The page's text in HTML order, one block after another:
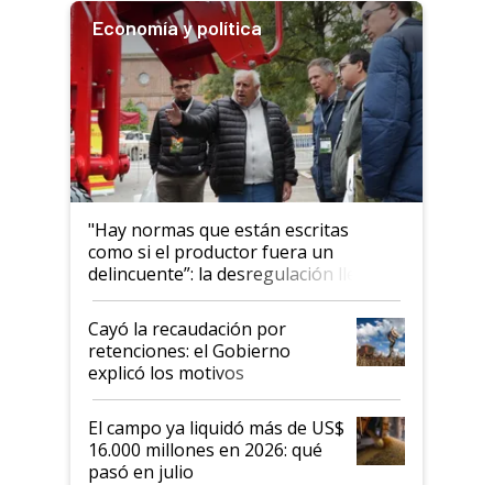
Economía y política
"Hay normas que están escritas
como si el productor fuera un
delincuente”: la desregulación llegó
al Congreso Aapresid y hasta se
habló del financiamiento al IPCVA
Cayó la recaudación por
retenciones: el Gobierno
explicó los motivos
El campo ya liquidó más de US$
16.000 millones en 2026: qué
pasó en julio